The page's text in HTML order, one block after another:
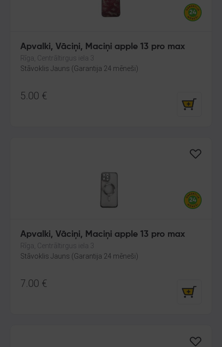
Apvalki, Vāciņi, Maciņi apple 13 pro max
Rīga, Centrāltirgus iela 3
Stāvoklis Jauns (Garantija 24 mēneši)
5.00 €
Apvalki, Vāciņi, Maciņi apple 13 pro max
Rīga, Centrāltirgus iela 3
Stāvoklis Jauns (Garantija 24 mēneši)
7.00 €